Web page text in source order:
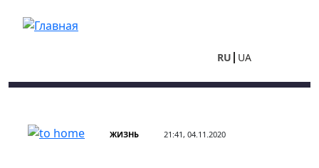
RU UA
ЖИЗНЬ 21:41, 04.11.2020